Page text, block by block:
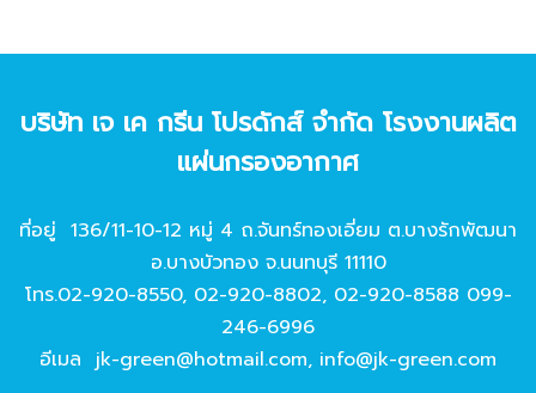
บริษัท เจ เค กรีน โปรดักส์ จํากัด โรงงานผลิต
แผ่นกรองอากาศ
ที่อยู่ 136/11-10-12 หมู่ 4 ถ.จันทร์ทองเอี่ยม ต.บางรักพัฒนา
อ.บางบัวทอง จ.นนทบุรี 11110
โทร.02-920-8550, 02-920-8802, 02-920-8588 099-
246-6996
อีเมล jk-green@hotmail.com, info@jk-green.com